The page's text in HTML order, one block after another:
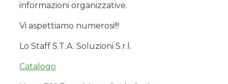
informazioni organizzative.
Vi aspettiamo numerosi!!!
Lo Staff S.T.A. Soluzioni S.r.l.
Catalogo